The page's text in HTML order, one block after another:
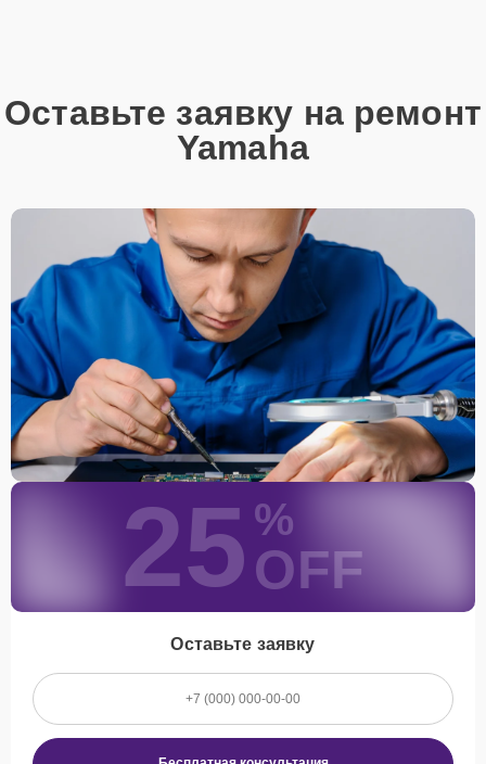
Оставьте заявку на ремонт
Yamaha
25 %
OFF
Оставьте заявку